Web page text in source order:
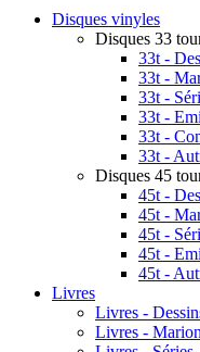
Disques vinyles
Disques 33
33t -
33t -
33t -
33t -
33t -
33t -
Disques 45
45t -
45t -
45t -
45t -
45t -
Livres
Livres -
Livres -